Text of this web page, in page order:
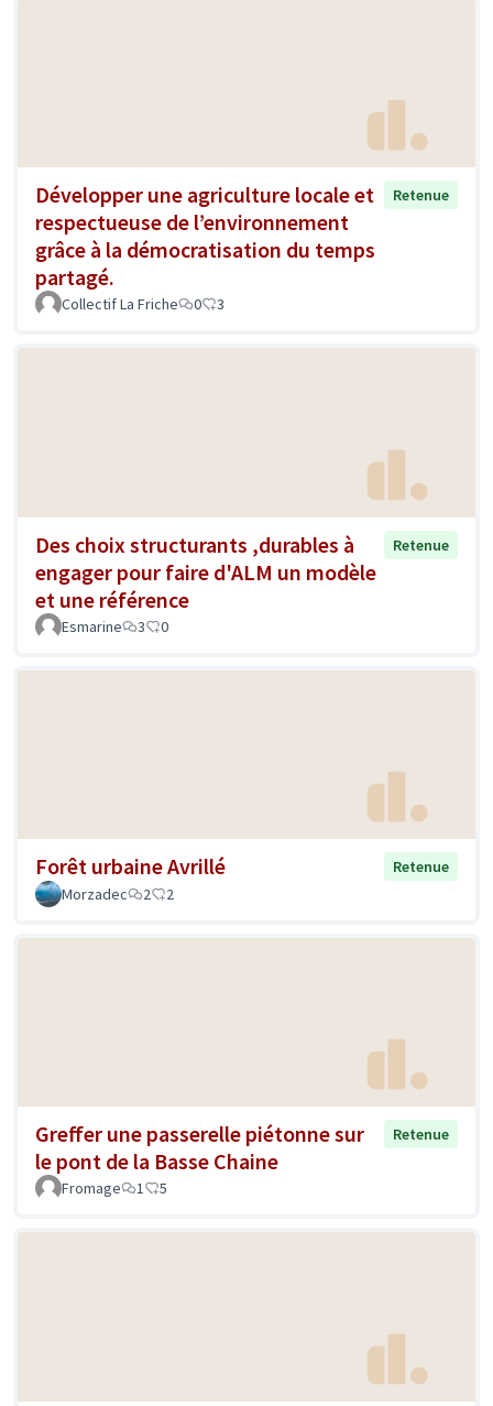
Développer une agriculture locale et
respectueuse de l’environnement
grâce à la démocratisation du temps
partagé.
Retenue
Collectif La Friche 0 3
Des choix structurants ,durables à
engager pour faire d'ALM un modèle
et une référence
Retenue
Esmarine 3 0
Forêt urbaine Avrillé
Retenue
Morzadec
2 2
Greffer une passerelle piétonne sur
le pont de la Basse Chaine
Retenue
Fromage 1 5